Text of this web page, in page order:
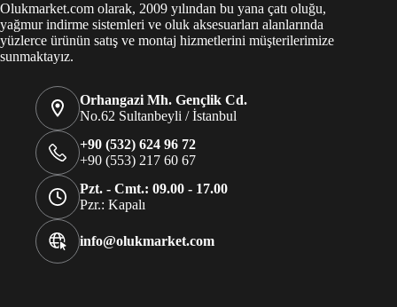
Olukmarket.com olarak, 2009 yılından bu yana çatı oluğu,
yağmur indirme sistemleri ve oluk aksesuarları alanlarında
yüzlerce ürünün satış ve montaj hizmetlerini müşterilerimize
sunmaktayız.
Orhangazi Mh. Gençlik Cd.
No.62 Sultanbeyli / İstanbul
+90 (532) 624 96 72
+90 (553) 217 60 67
Pzt. - Cmt.: 09.00 - 17.00
Pzr.: Kapalı
info@olukmarket.com